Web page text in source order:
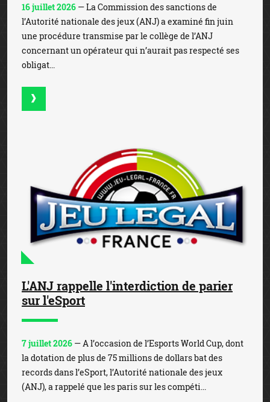
16 juillet 2026 — La Commission des sanctions de
l’Autorité nationale des jeux (ANJ) a examiné fin juin
une procédure transmise par le collège de l’ANJ
concernant un opérateur qui n’aurait pas respecté ses
obligat...
L'ANJ rappelle l'interdiction de parier
sur l'eSport
7 juillet 2026 — A l’occasion de l’Esports World Cup, dont
la dotation de plus de 75 millions de dollars bat des
records dans l’eSport, l’Autorité nationale des jeux
(ANJ), a rappelé que les paris sur les compéti...